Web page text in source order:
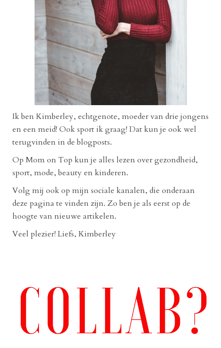
Ik ben Kimberley, echtgenote, moeder van drie jongens
en een meid! Ook sport ik graag! Dat kun je ook wel
terugvinden in de blogposts.
Op Mom on Top kun je alles lezen over gezondheid,
sport, mode, beauty en kinderen.
Volg mij ook op mijn sociale kanalen, die onderaan
deze pagina te vinden zijn. Zo ben je als eerst op de
hoogte van nieuwe artikelen.
Veel plezier! Liefs, Kimberley